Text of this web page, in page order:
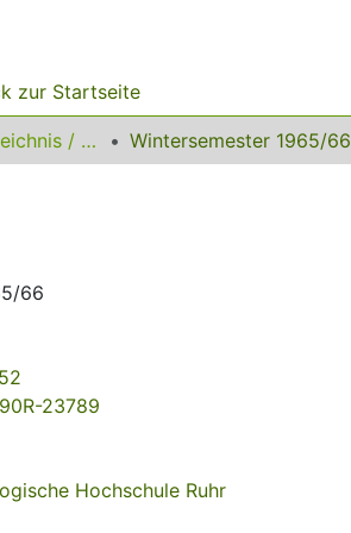
zur Startseite
Vorlesungsverzeichnis / Pädagogische Hochschule Ruhr Wintersemester 1965/66
66
23789
Hochschule Ruhr